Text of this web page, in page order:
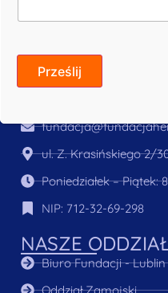
DANE
+48 570 122 110
ul. Z. Krasińskiego 2/
Poniedziałek – Piątek:
NIP: 712-32-69-298
NASZE
Biuro Fundacji - Lublin
a
m
i
*
Prześlij